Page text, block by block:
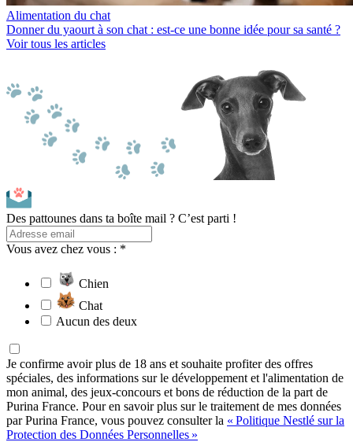
Alimentation du chat
Donner du yaourt à son chat : est-ce une bonne idée pour sa santé ?
Voir tous les articles
Des pattounes dans ta boîte mail ? C’est parti !
Vous avez chez vous : *
Chien
Chat
Aucun des deux
Je confirme avoir plus de 18 ans et souhaite profiter des offres
spéciales, des informations sur le développement et l'alimentation de
mon animal, des jeux-concours et bons de réduction de la part de
Purina France. Pour en savoir plus sur le traitement de mes données
par Purina France, vous pouvez consulter la « Politique Nestlé sur la
Protection des Données Personnelles »